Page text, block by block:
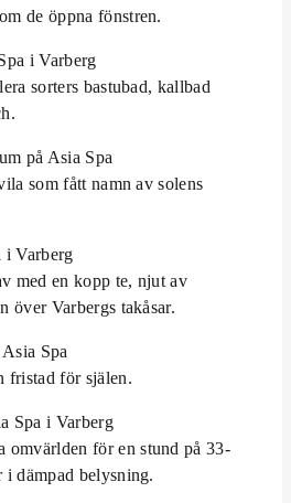
de öppna fönstren.
sorters bastubad, kallbad
som fått namn av solens
med en kopp te, njut av
över Varbergs takåsar.
fristad för själen.
omvärlden för en stund på 33-
i dämpad belysning.